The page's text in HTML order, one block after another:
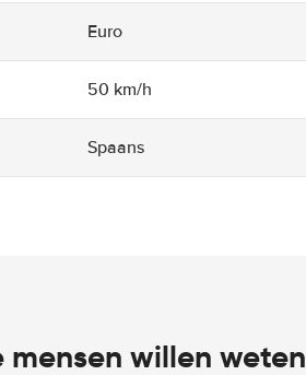
Euro
50 km/h
Spaans
willen weten